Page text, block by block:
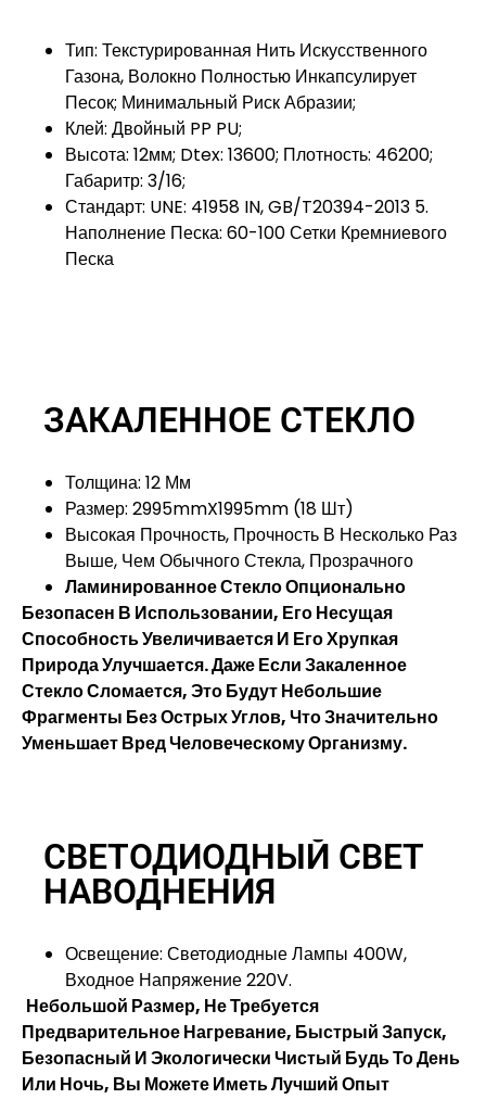
Тип: Текстурированная Нить Искусственного
Газона, Волокно Полностью Инкапсулирует
Песок; Минимальный Риск Абразии;
Клей: Двойный PP PU;
Высота: 12мм; Dtex: 13600; Плотность: 46200;
Габаритр: 3/16;
Стандарт: UNE: 41958 IN, GB/T20394-2013 5.
Наполнение Песка: 60-100 Сетки Кремниевого
Песка
ЗАКАЛЕННОЕ СТЕКЛО
Толщина: 12 Мм
Размер: 2995mmX1995mm (18 Шт)
Высокая Прочность, Прочность В Несколько Раз
Выше, Чем Обычного Стекла, Прозрачного
Ламинированное Стекло Опционально
Безопасен В Использовании, Его Несущая
Способность Увеличивается И Его Хрупкая
Природа Улучшается. Даже Если Закаленное
Стекло Сломается, Это Будут Небольшие
Фрагменты Без Острых Углов, Что Значительно
Уменьшает Вред Человеческому Организму.
СВЕТОДИОДНЫЙ СВЕТ
НАВОДНЕНИЯ
Освещение: Светодиодные Лампы 400W,
Входное Напряжение 220V.
Небольшой Размер, Не Требуется
Предварительное Нагревание, Быстрый Запуск,
Безопасный И Экологически Чистый Будь То День
Или Ночь, Вы Можете Иметь Лучший Опыт